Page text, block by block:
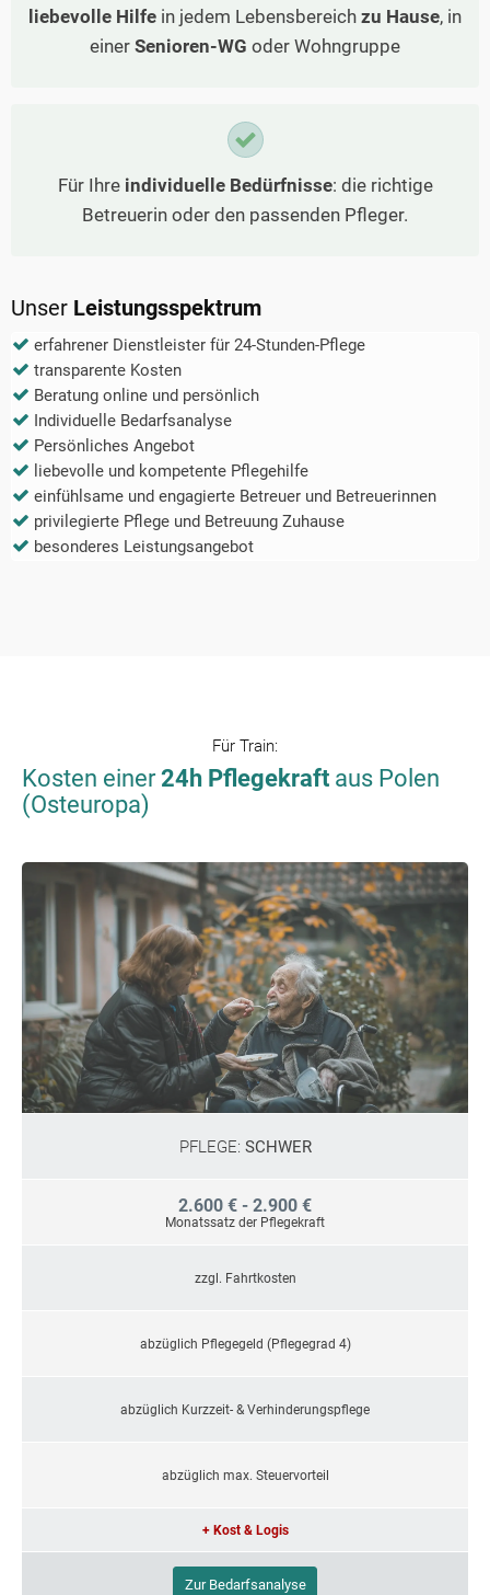
liebevolle Hilfe in jedem Lebensbereich zu Hause, in
einer Senioren-WG oder Wohngruppe
Für Ihre individuelle Bedürfnisse: die richtige
Betreuerin oder den passenden Pfleger.
Unser Leistungsspektrum
erfahrener Dienstleister für 24-Stunden-Pflege
transparente Kosten
Beratung online und persönlich
Individuelle Bedarfsanalyse
Persönliches Angebot
liebevolle und kompetente Pflegehilfe
einfühlsame und engagierte Betreuer und Betreuerinnen
privilegierte Pflege und Betreuung Zuhause
besonderes Leistungsangebot
Für Train:
Kosten einer24h Pflegekraft aus Polen
(Osteuropa)
PFLEGE: SCHWER
2.600 € - 2.900 €
Monatssatz der Pflegekraft
zzgl. Fahrtkosten
abzüglich Pflegegeld (Pflegegrad 4)
abzüglich Kurzzeit- & Verhinderungspflege
abzüglich max. Steuervorteil
+ Kost & Logis
Zur Bedarfsanalyse